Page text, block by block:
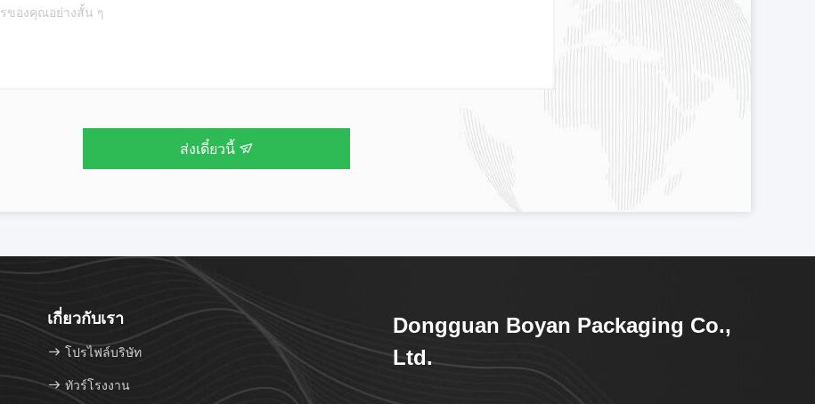
ส่งเดี๋ยวนี้
เกี่ยวกับเรา
โปรไฟล์บริษัท
ทัวร์โรงงาน
Dongguan Boyan Packaging Co.,
Ltd.